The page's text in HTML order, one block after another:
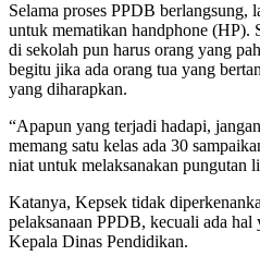
Selama proses PPDB berlangsung,
untuk mematikan handphone (HP).
di sekolah pun harus orang yang
begitu jika ada orang tua yang
yang diharapkan.
“Apapun yang terjadi hadapi,
memang satu kelas ada 30
niat untuk melaksanakan pungutan
Katanya, Kepsek tidak
pelaksanaan PPDB, kecuali ada hal
Kepala Dinas Pendidikan.